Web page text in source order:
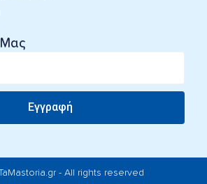
Εγγραφή
- All rights reserved